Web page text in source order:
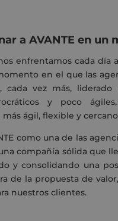
a AVANTE en
enfrentamos cada día
en el que las
vez más,
y poco
ágil, flexible y
como una de las
compañía sólida que
y consolidando una
de la propuesta de
nuestros clientes.